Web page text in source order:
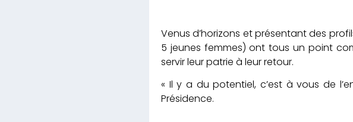
Venus d’horizons et présentant des
5 jeunes femmes) ont tous un point
servir leur patrie à leur retour.
« Il y a du potentiel, c’est à vous de
Présidence.